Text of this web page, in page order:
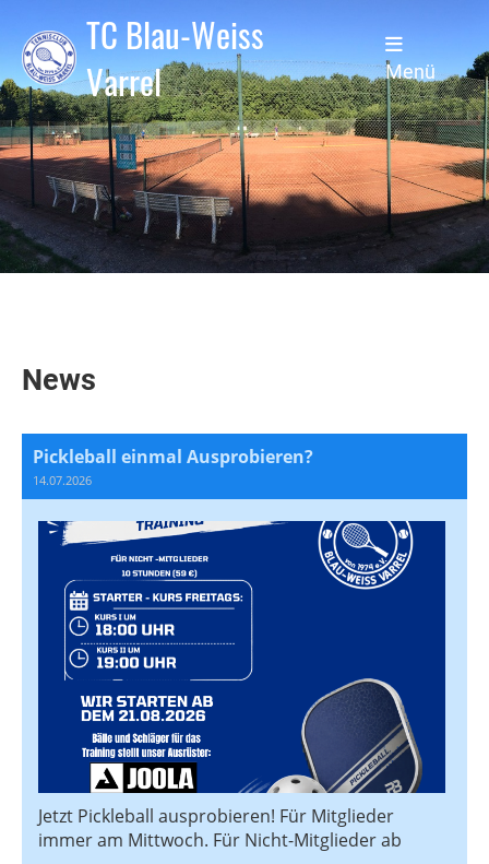
TC Blau-Weiss
Varrel
Menü
News
Pickleball einmal Ausprobieren?
14.07.2026
Jetzt Pickleball ausprobieren! Für Mitglieder
immer am Mittwoch. Für Nicht-Mitglieder ab